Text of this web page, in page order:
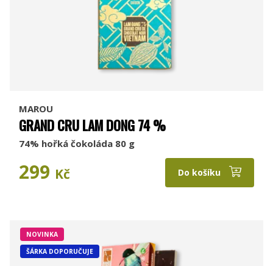
MAROU
GRAND CRU LAM DONG 74 %
74% hořká čokoláda 80 g
299 Kč Do košíku
NOVINKA
ŠÁRKA DOPORUČUJE